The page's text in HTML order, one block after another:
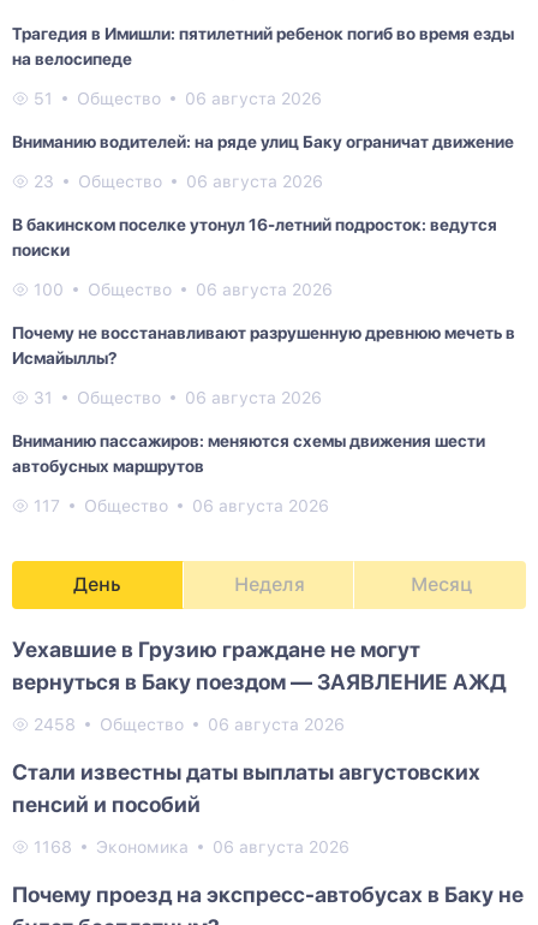
Трагедия в Имишли: пятилетний ребенок погиб во время езды
на велосипеде
51 Общество 06 августа 2026
Вниманию водителей: на ряде улиц Баку ограничат движение
23 Общество 06 августа 2026
В бакинском поселке утонул 16-летний подросток: ведутся
поиски
100 Общество 06 августа 2026
Почему не восстанавливают разрушенную древнюю мечеть в
Исмайыллы?
31 Общество 06 августа 2026
Вниманию пассажиров: меняются схемы движения шести
автобусных маршрутов
117 Общество 06 августа 2026
День Неделя Месяц
Уехавшие в Грузию граждане не могут
вернуться в Баку поездом — ЗАЯВЛЕНИЕ АЖД
2458 Общество 06 августа 2026
Стали известны даты выплаты августовских
пенсий и пособий
1168 Экономика 06 августа 2026
Почему проезд на экспресс-автобусах в Баку не